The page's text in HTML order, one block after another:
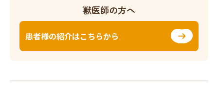
獣医師の方へ
患者様の紹介はこちらから